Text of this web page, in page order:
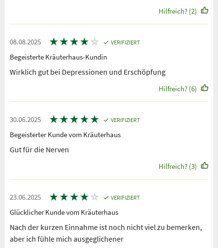
Hilfreich? (2)
08.08.2025 ★★★★ ☆ VERIFIZIERT
Begeisterte Kräuterhaus-Kundin
Wirklich gut bei Depressionen und Erschöpfung
Hilfreich? (6)
30.06.2025 ★★★★★ VERIFIZIERT
Begeisterter Kunde vom Kräuterhaus
Gut für die Nerven
Hilfreich? (3)
23.06.2025 ★★★★ ☆ VERIFIZIERT
Glücklicher Kunde vom Kräuterhaus
Nach der kurzen Einnahme ist noch nicht viel zu bemerken,
aber ich fühle mich ausgeglichener